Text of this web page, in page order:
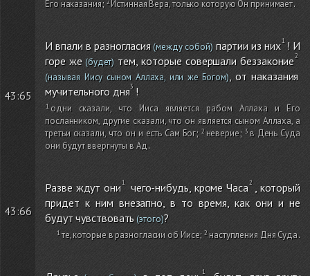
Его наказания; Истинная Вера, только которую Он принимает.
43:65
И впали в разногласия (между собой)партии из них ! И
горе же(будет) тем, которые совершали беззаконие
(называя Иису сыном Аллаха, или же Богом), от наказания
мучительного дня !
одни сказали, что Ииса является рабом Аллаха и Его
посланником, другие сказали, что он является сыном Аллаха, а
третьи сказали, что он и есть Сам Бог; неверие;
в День Суда
они будут ввергнуты в Ад.
43:66
Разве ждут они чего-нибудь, кроме Часа , который
придет к ним внезапно, в то время, как они и не
будут чувствовать (этого)?
те, которые в разногласии об Иисе; наступления Дня Суда.